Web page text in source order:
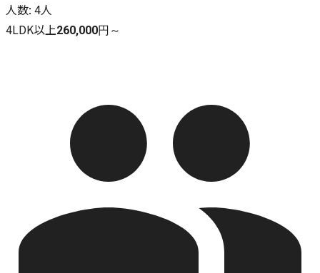
人数: 4人
4LDK以上260,000円～